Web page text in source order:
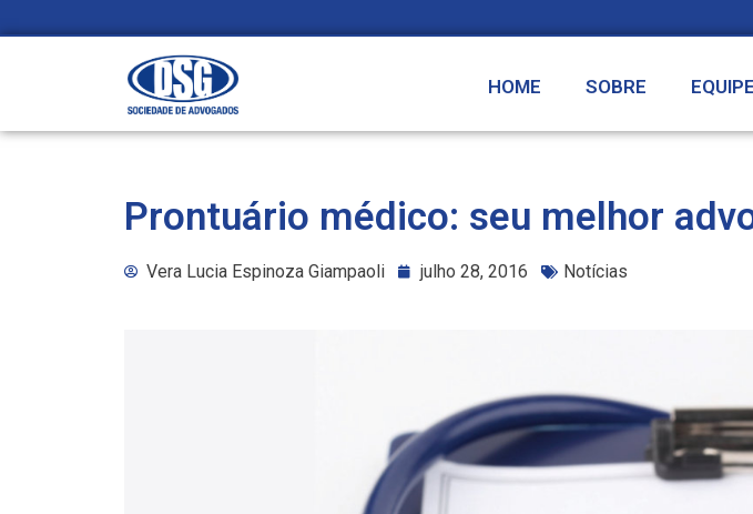
HOME SOBRE EQUIPE
Prontuário médico: seu melhor
Vera Lucia Espinoza Giampaoli julho 28, 2016 Notícias